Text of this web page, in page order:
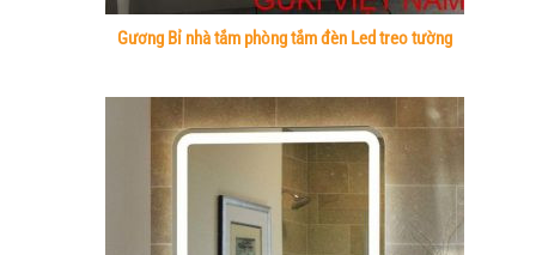
Gương Bỉ nhà tắm phòng tắm đèn Led treo tường